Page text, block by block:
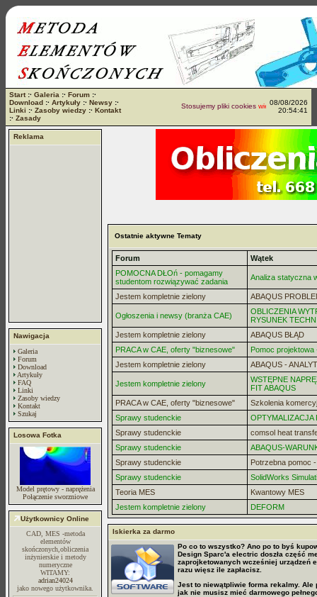
Start:· Galeria :· Forum :·
Download :· Artykuły :· Newsy :·
Linki :· Zasoby wiedzy :· Kontakt
:· Zasady
Stosujemy pliki cookieswięcej...08/08/2026
20:54:41
Reklama
Nawigacja
Galeria
Forum
Download
Artykuły
FAQ
Linki
Zasoby wiedzy
Kontakt
Szukaj
Losowa Fotka
Model prętowy - naprężenia
Połączenie sworzniowe
Użytkownicy Online
CAD, MES -metoda
elementów
skończonych,obliczenia
inżynierskie i metody
numeryczne
WITAMY:
adrian24024
jako nowego użytkownika.
Ostatnie aktywne Tematy
Forum
Wątek
POMOCNA DŁOń - pomagamy
studentom rozwiązywać zadania
Analiza statyczna
Jestem kompletnie zielony ABAQUS
Ogłoszenia i newsy (branża CAE)
OBLICZENIA
RYSUNEK
Jestem kompletnie zielony
ABAQUS BŁĄD
PRACA w CAE, oferty "biznesowe"
Pomoc projektowa
Jestem kompletnie zielony
ABAQUS -
Jestem kompletnie zielony
WSTĘPNE
FIT ABAQUS
PRACA w CAE, oferty "biznesowe"
Szkolenia
Sprawy studenckie
OPTYMALIZACJA
Sprawy studenckie
comsol heat
Sprawy studenckie
ABAQUS-
Sprawy studenckie
Potrzebna pomoc
Sprawy studenckie
SolidWorks
Teoria MES
Kwantowy MES
Jestem kompletnie zielony
DEFORM
Iskierka za darmo
Po co to wszystko? Ano po to byś
Design Sparc'a electric doszła część
zaprojketowanych wcześniej urządzeń
razu więsz ile zapłacisz.
Jest to niewątpliwie forma rekalmy. Ale
jak nie musisz mieć darmowego